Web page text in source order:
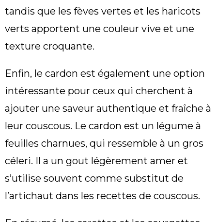
tandis que les fèves vertes et les haricots
verts apportent une couleur vive et une
texture croquante.
Enfin, le cardon est également une option
intéressante pour ceux qui cherchent à
ajouter une saveur authentique et fraîche à
leur couscous. Le cardon est un légume à
feuilles charnues, qui ressemble à un gros
céleri. Il a un gout légèrement amer et
s’utilise souvent comme substitut de
l’artichaut dans les recettes de couscous.